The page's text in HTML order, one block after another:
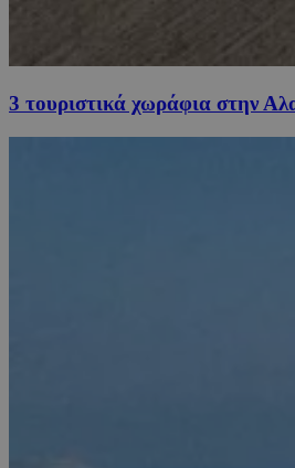
3 τουριστικά χωράφια στην